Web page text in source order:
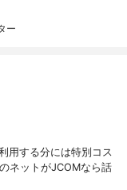
ー
用する分には特別コス
ネットがJCOMなら話